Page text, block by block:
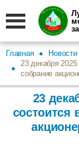
Главная
Новости
23 декабря
собрание
23
состоится